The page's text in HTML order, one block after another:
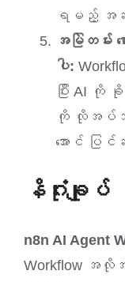
ရမည့် အ
အမြဲတမ်း
ပါ:
ပြီး AI ကို
ကို လိုအပ်သ
အောင် ပြ
နိဂုံးချုပ်
n8n AI Agent
Workflow အလို